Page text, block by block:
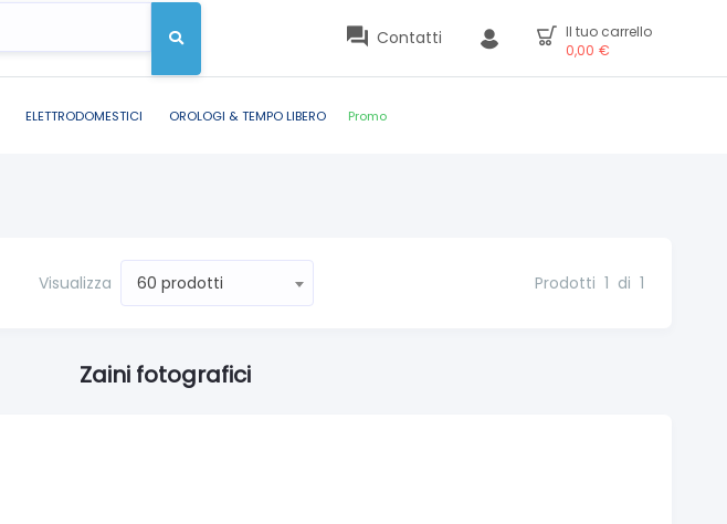
Contatti
Il tuo carrello
0,00 €
ELETTRODOMESTICI OROLOGI & TEMPO LIBERO Promo
Visualizza 60 prodotti Prodotti 1 di 1
Zaini fotografici